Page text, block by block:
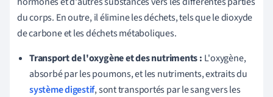
du corps. En outre, il élimine les déchets, tels que le dioxyde
de carbone et les déchets métaboliques.
Transport de l'oxygène et des nutriments : L'oxygène,
absorbé par les poumons, et les nutriments, extraits du
système digestif, sont transportés par le sang vers les